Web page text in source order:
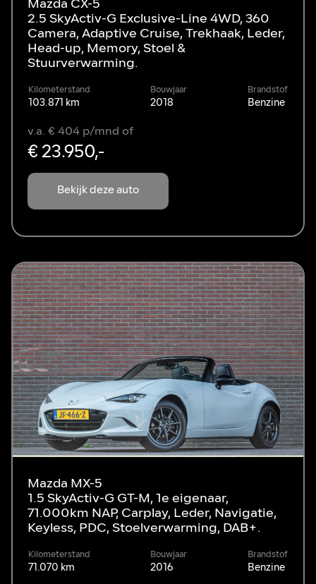
Mazda CX-5
2.5 SkyActiv-G Exclusive-Line 4WD, 360
Camera, Adaptive Cruise, Trekhaak, Leder,
Head-up, Memory, Stoel &
Stuurverwarming.
Kilometerstand
103.871 km
Bouwjaar
2018
Brandstof
Benzine
Bekijk deze auto
v.a. € 404 p/mnd of
€ 23.950,-
Mazda MX-5
1.5 SkyActiv-G GT-M, 1e eigenaar,
71.000km NAP, Carplay, Leder, Navigatie,
Keyless, PDC, Stoelverwarming, DAB+.
Kilometerstand
71.070 km
Bouwjaar
2016
Brandstof
Benzine